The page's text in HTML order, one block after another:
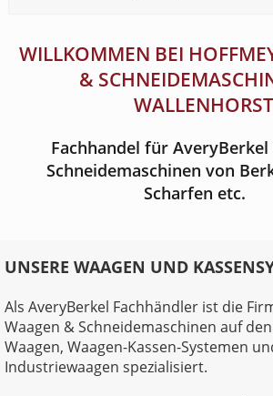
WILLKOMMEN BEI
&
WALLENHORST
Fachhandel für AveryBerkel
Schneidemaschinen von
Scharfen etc.
UNSERE WAAGEN UND
Als AveryBerkel Fachhändler ist die
Waagen & Schneidemaschinen auf
Waagen, Waagen-Kassen-Systemen
Industriewaagen spezialisiert.